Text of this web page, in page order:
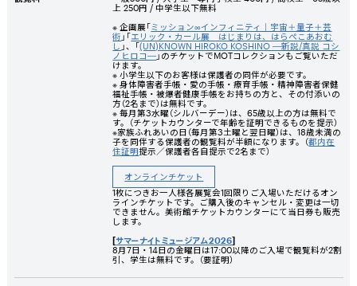
上 250円 / 中学生以下無料
※ 企画展「 ミッション∞インフィニティ｜宇宙＋量子＋芸
術 」「 エリック・カール展 はじまりは、はらぺこあおむ
し 」、 「(UN)KNOWN HIROKO KOSHINO ―新説/真説 コシ
ノヒロコ―」 のチケットでMOTコレクションもご覧いただ
けます。
※ 小学生以下のお客様は保護者の同伴が必要です。
※ 身体障害者手帳・愛の手帳・療育手帳・精神障害者保健
福祉手帳・被爆者健康手帳をお持ちの方と、その付添いの
方（2名まで）は無料です。
※ 毎月第3水曜（シルバーデー）は、65歳以上の方は無料で
す。（チケットカウンターで年齢を証明できるものを提示）
※家族ふれあいの日（毎月第3土曜と翌日曜）は、18歳未満の
子を同伴する保護者の観覧料が半額になります。（都内在
住証明提示／保護者各自提示で2名まで）
オンラインチケット
1枚につきお一人様各展覧会1回限りご入場いただけるオン
ラインチケットです。ご購入後のキャンセル・変更は一切
できません。美術館チケットカウンターにて当日券も販売
します。
サマーナイトミュージアム2026
8月7日・14日の金曜日は17:00以降のご入場で観覧料が2割
引、学生は無料です。（要証明）